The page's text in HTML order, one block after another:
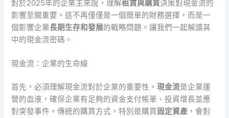
對於2025年的企業主來說，理解租賃與購買決策對現金流的
影響至關重要。這不再僅僅是一個簡單的財務選擇，而是一
個影響企業長期生存和發展的戰略問題。讓我們一起解讀其
中的現金流密碼。
現金流：企業的生命線
首先，必須理解現金流對於企業的重要性。現金流是企業運
營的血液，確保企業有足夠的資金支付帳單、投資增長並應
對突發事件。傳統的購買方式，特別是購買 固定資產 ，會對